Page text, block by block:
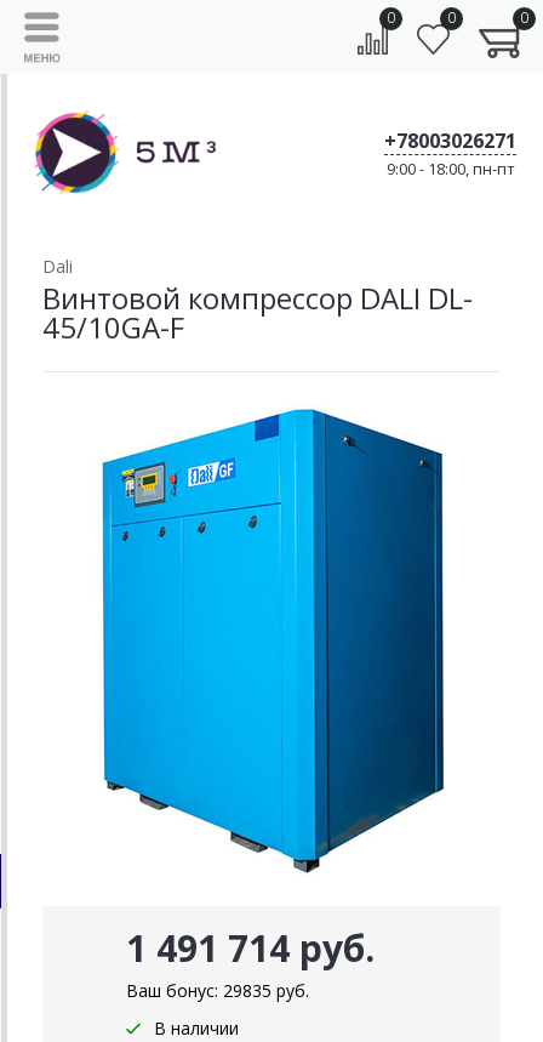
0 0 0
+78003026271
9:00 - 18:00, пн-пт
Dali
Винтовой компрессор DALI DL-
45/10GA-F
1 491 714 руб.
Ваш бонус: 29835 руб.
В наличии